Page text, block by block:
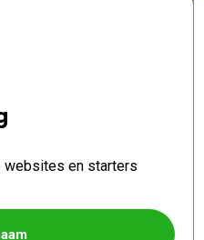
websites en starters